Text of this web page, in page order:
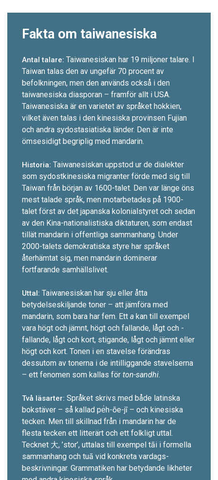
Fakta om taiwanesiska
Antal talare: Taiwanesiskan har 19 miljoner talare. I
Taiwan talas den av ungefär 70 procent av
befolkningen, men den används också i den
taiwanesiska diasporan – framför allt i USA.
Taiwanesiska är en varietet av språket hokkien,
vilket även talas i den kinesiska provinsen Fujian
och andra sydostasiatiska länder. Den är inte
ömsesidigt begriplig med mandarin.
Historia: Taiwanesiskan uppstod ur de dialekter
som sydost­kinesiska migranter förde med sig till
Taiwan från början av 1600-t­alet. Den var länge öns
mest talade språk, men motarbetades på 1900-
talet först av det japanska kolonialstyret och sedan
av den Kina-nationalistiska diktaturen, som endast
tillät mandarin i offentliga sammanhang. Under
2000-talets demokratiska styre har språket
återhämtat sig, men mandarin dominerar
fortfarande samhällslivet.
Uttal: Taiwanesiskan har sju eller åtta
betydelseskiljande toner – att jämföra med
mandarin, som bara har fem. Ett a kan till exempel
vara högt och jämnt, högt och fallande, lågt och ­
fallande, lågt och kort, stigande, lågt och jämnt ­eller
högt och kort. Tonen i en stavelse förändras
dessutom av tonerna i de intilliggande stavelserna
– ett fenomen som kallas för ton-sandhi.
Två läsarter: Språket skrivs med både latinska
bokstäver – så ­kallad pe̍h-ōe-jī – och kinesiska
tecken. Men till skillnad från i mandarin har de
flesta tecken ett litterärt och ett folkligt uttal.
Tecknet 大, ’stor’, uttalas till exempel tāi i formella
sammanhang och tuā vid konkreta vardags­
beskrivningar. Grammatiken har betydande likheter